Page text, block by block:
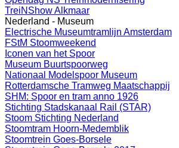
TreiNShow Alkmaar
Nederland - Museum
Electrische Museumtramlijn Amsterdam
FStM Stoomweekend
Iconen van het Spoor
Museum Buurtspoorweg
Nationaal Modelspoor Museum
Rotterdamsche Tramweg Maatschappij
SHM: Spoor en tram anno 1926
Stichting Stadskanaal Rail (STAR)
Stoom Stichting Nederland
Stoomtram Hoorn-Medemblik
Stoomtrein Goes-Borsele